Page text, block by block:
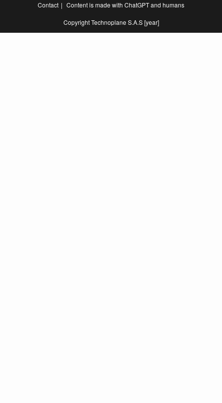
Contact Content is made with ChatGPT and humans
Copyright Technoplane S.A.S [year]